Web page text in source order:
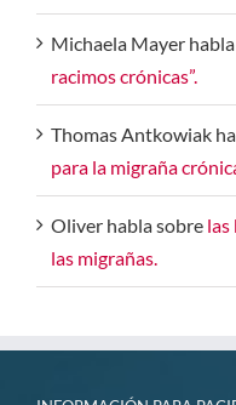
Michaela Mayer
racimos crónicas”.
Thomas Antkowiak
para la migraña
Oliver habla sobre las
las migrañas.